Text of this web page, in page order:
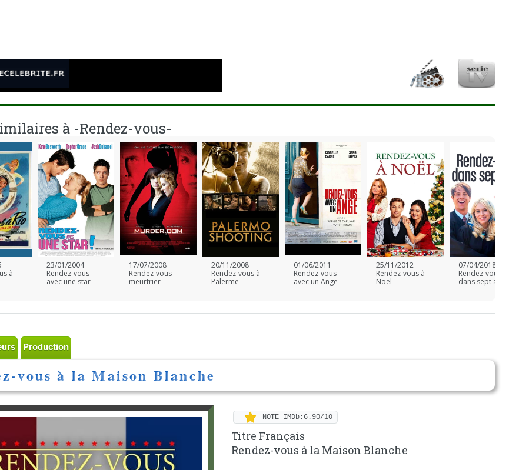
à -Rendez-vous-
à
23/01/2004
Rendez-vous
avec une star
17/07/2008
Rendez-vous
meurtrier
20/11/2008
Rendez-vous à
Palerme
01/06/2011
Rendez-vous
avec un Ange
25/11/2012
Rendez-vous à
Noël
07/04/2018
Rendez-vous
dans sept ans
Production
vous à la Maison Blanche
NOTE IMDb:6.90/10
Titre Français
Rendez-vous à la Maison Blanche